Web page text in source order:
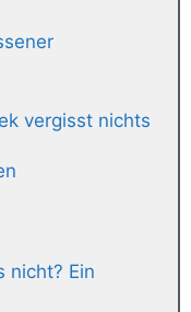
vergisst nichts
nicht? Ein